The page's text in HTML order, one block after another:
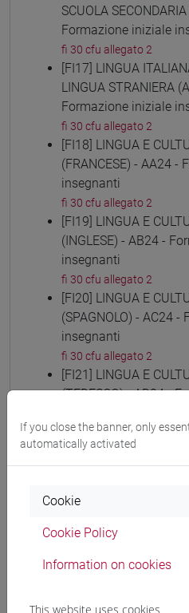
SCUOLA
Formazione iniziale
fi 30 cfu allegato 2
[FI17] LINGUA
LINGUA STRANIERA
Formazione iniziale
fi 30 cfu allegato 2
[FI18] LINGUA E
(FRANCESE) - AA24
insegnanti
fi 30 cfu allegato 2
[FI19] LINGUA E
(INGLESE) - AB24 -
insegnanti
fi 30 cfu allegato 2
[FI20] LINGUA E
(SPAGNOLO) - AC24
insegnanti
fi 30 cfu allegato 2
[FI21] LINGUA E
(TEDESCO) - AD24 -
fi 30 cfu allegato 2
[FI22] LINGUE E
ISTITUTI DI
fi 30 cfu allegato 2
[FI23] LINGUA E
insegnanti
[FI24] LINGUE E
If you close the banner, only
automatically activated
Cookie
Cookie Policy
Information on cookies
This website uses cookies